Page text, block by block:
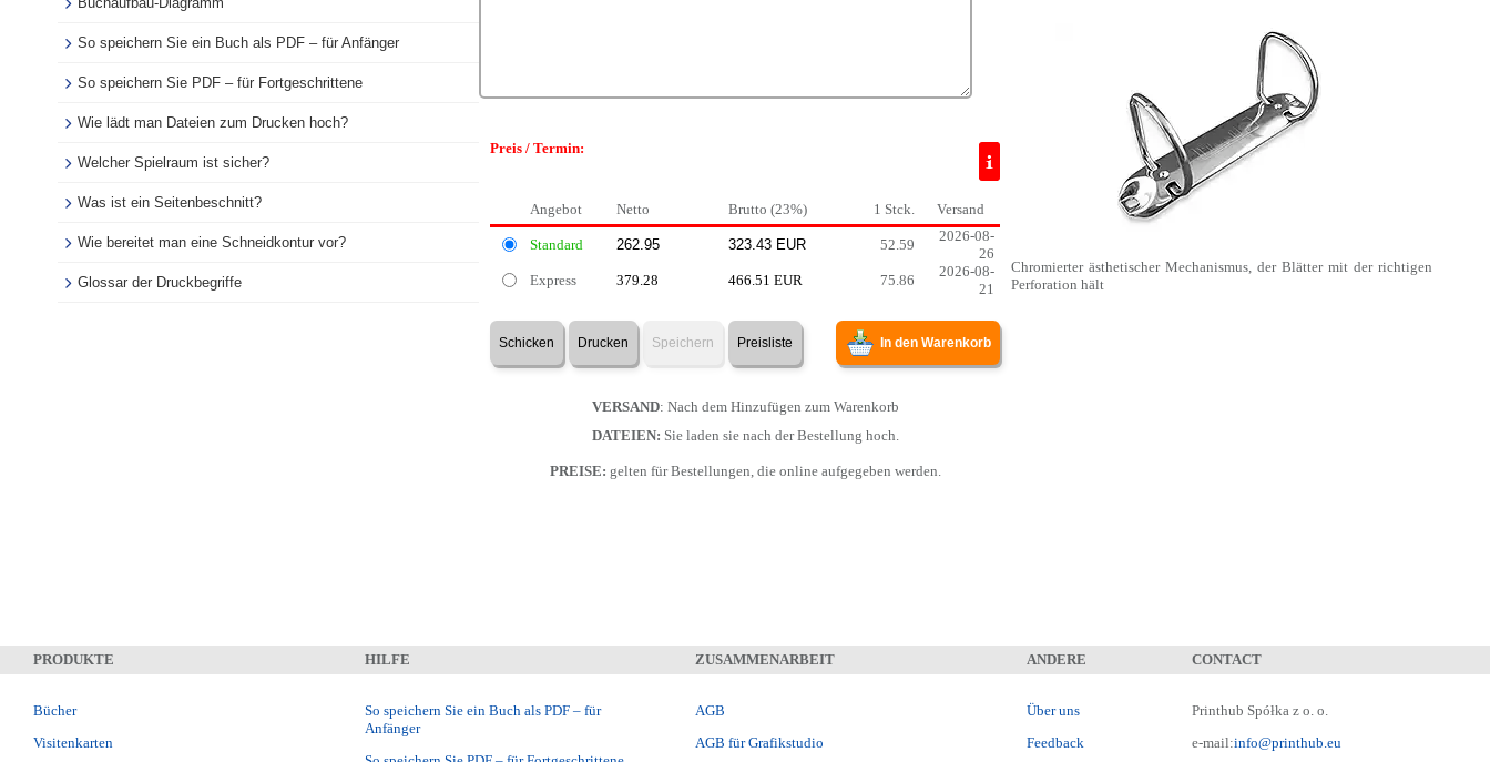
So speichern Sie ein Buch als PDF – für Anfänger
So speichern Sie PDF – für Fortgeschrittene
Wie lädt man Dateien zum Drucken hoch?
Welcher Spielraum ist sicher?
Was ist ein Seitenbeschnitt?
Wie bereitet man eine Schneidkontur vor?
Glossar der Druckbegriffe
Chromierter ästhetischer Mechanismus, der Blätter mit der richtigen
Perforation hält
Preis / Termin:
Angebot Netto Brutto (23%) 1 Stck. Versand
Standard 52.59
2026-08-
26
Express
379.28 466.51 EUR 75.86
2026-08-
21
Schicken Drucken Speichern Preisliste In den Warenkorb
VERSAND: Nach dem Hinzufügen zum Warenkorb
DATEIEN: Sie laden sie nach der Bestellung hoch.
PREISE: gelten für Bestellungen, die online aufgegeben werden.
PRODUKTE
Bücher
Visitenkarten
HILFE
So speichern Sie ein Buch als PDF – für
Anfänger
ZUSAMMENARBEIT
AGB
AGB für Grafikstudio
ANDERE
Über uns
Feedback
CONTACT
Printhub Spółka z o. o.
e-mail:info@printhub.eu